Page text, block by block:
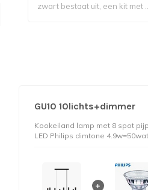
zwart bestaat uit, een kit met ..
GU10 10lichts+dimmer
Kookeiland lamp met 8 spot
LED Philips dimtone